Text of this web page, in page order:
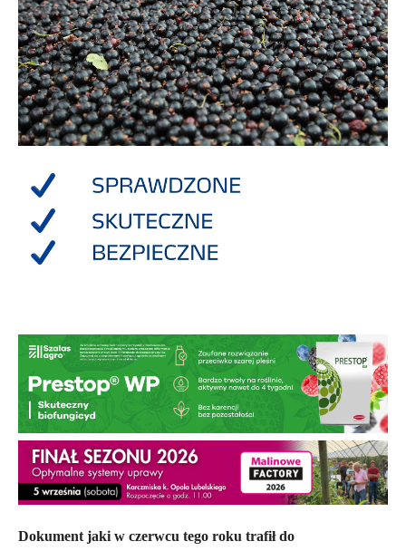
Dokument jaki w czerwcu tego roku trafił do